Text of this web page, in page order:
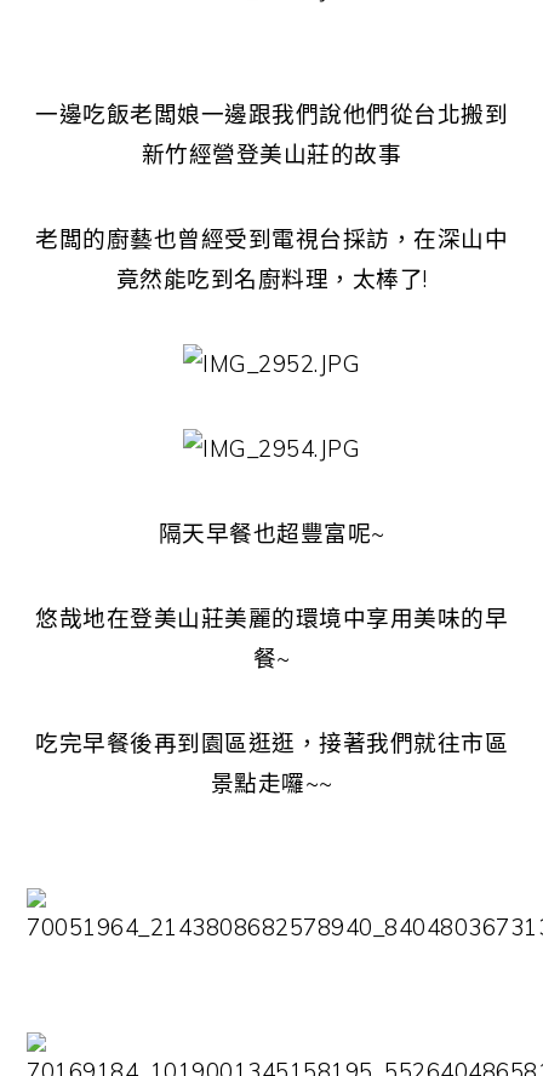
一邊吃飯老闆娘一邊跟我們說他們從台北搬到
新竹經營登美山莊的故事
老闆的廚藝也曾經受到電視台採訪，在深山中
竟然能吃到名廚料理，太棒了!
隔天早餐也超豐富呢~
悠哉地在登美山莊美麗的環境中享用美味的早
餐~
吃完早餐後再到園區逛逛，接著我們就往市區
景點走囉~~